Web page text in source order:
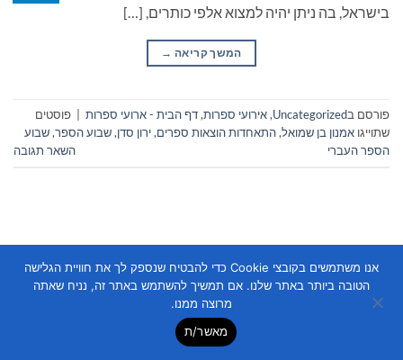
בישראל, בה ניתן יהיה למצוא אלפי כותרים, […]
המשך קריאה →
פורסם בUncategorized
,אירועי ספרות,דף הבית - ארועי ספרות
פוסטים
שתוייגו אמנון בן שמואל,התאחדות הוצאות ספרים,ירון סדן,שבוע הספר,שבוע
הספר העברי
השאר תגובה
Copyright 2026 ©
אנו משתמשים בקובצי Cookie כדי להבטיח שנספק לך את חוויית הגלישה
הטובה ביותר באתר שלנו. אם תמשיך להשתמש באתר זה, נניח שאתה
מרוצה ממנו.
מאשר/ת